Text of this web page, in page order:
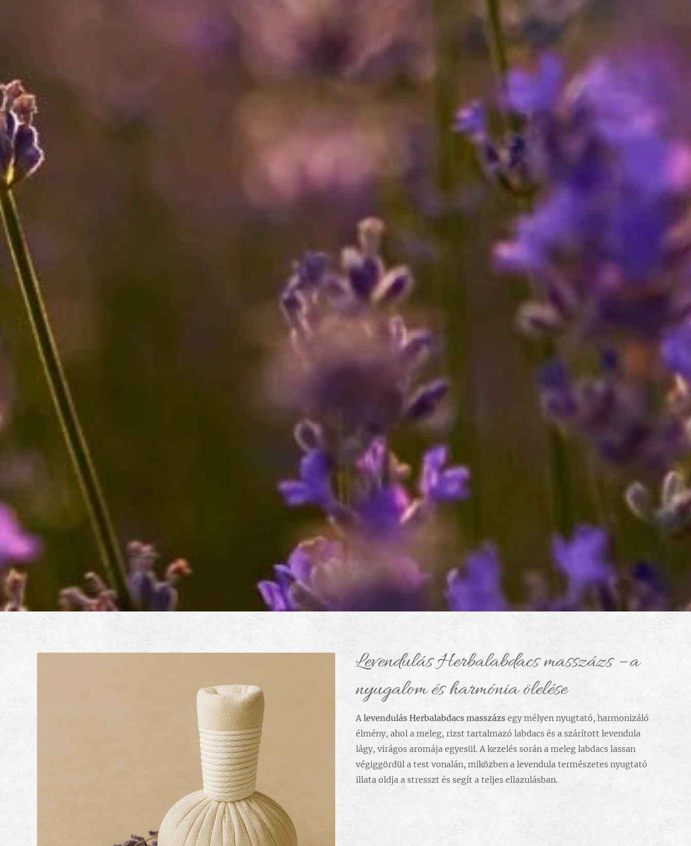
Levendulás Herbalabdacs masszázs – a
nyugalom és harmónia ölelése
A levendulás Herbalabdacs masszázs egy mélyen nyugtató, harmonizáló
élmény, ahol a meleg, rizst tartalmazó labdacs és a szárított levendula
lágy, virágos aromája egyesül. A kezelés során a meleg labdacs lassan
végiggördül a test vonalán, miközben a levendula természetes nyugtató
illata oldja a stresszt és segít a teljes ellazulásban.